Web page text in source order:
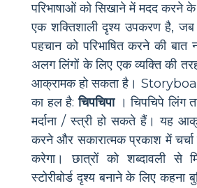
परिभाषाओं को सिखाने में मदद करने के
एक शक्तिशाली दृश्य उपकरण है,
पहचान को परिभाषित करने की
अलग लिंगों के लिए एक व्यक्ति की
आक्रामक हो सकता है।
का हल है:चिपचिपा। चिपचिपे लिंग
मर्दाना / स्त्री हो सकते हैं। यह
करने और सकारात्मक प्रकाश में
करेगा। छात्रों को शब्दावली से
स्टोरीबोर्ड दृश्य बनाने के लिए कहना